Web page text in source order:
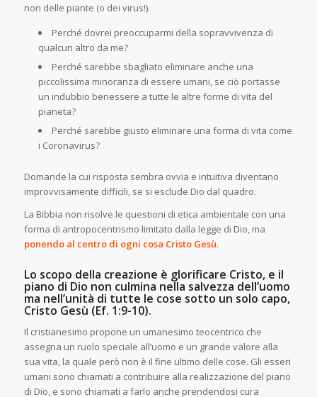
non delle piante (o dei virus!).
Perché dovrei preoccuparmi della sopravvivenza di
qualcun altro da me?
Perché sarebbe sbagliato eliminare anche una
piccolissima minoranza di essere umani, se ciò portasse
un indubbio benessere a tutte le altre forme di vita del
pianeta?
Perché sarebbe giusto eliminare una forma di vita come
i Coronavirus?
Domande la cui risposta sembra ovvia e intuitiva diventano
improvvisamente difficili, se si esclude Dio dal quadro.
La Bibbia non risolve le questioni di etica ambientale con una
forma di antropocentrismo limitato dalla legge di Dio, ma
ponendo al centro di ogni cosa Cristo Gesù.
Lo scopo della creazione è glorificare Cristo, e il
piano di Dio non culmina nella salvezza dell’uomo
ma nell’unità di tutte le cose sotto un solo capo,
Cristo Gesù (Ef. 1:9-10).
Il cristianesimo propone un umanesimo teocentrico che
assegna un ruolo speciale all’uomo e un grande valore alla
sua vita, la quale però non è il fine ultimo delle cose. Gli esseri
umani sono chiamati a contribuire alla realizzazione del piano
di Dio, e sono chiamati a farlo anche prendendosi cura